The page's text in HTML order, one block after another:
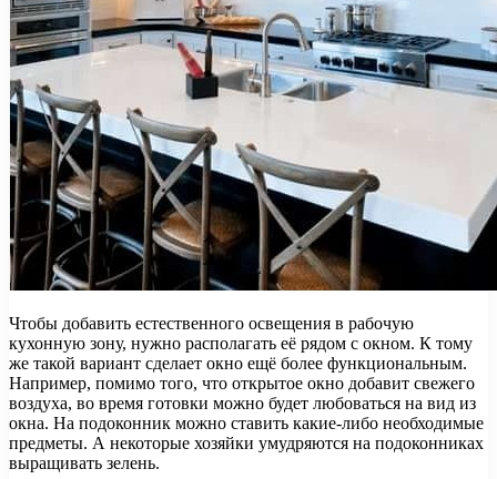
Чтобы добавить естественного освещения в рабочую
кухонную зону, нужно располагать её рядом с окном. К тому
же такой вариант сделает окно ещё более функциональным.
Например, помимо того, что открытое окно добавит свежего
воздуха, во время готовки можно будет любоваться на вид из
окна. На подоконник можно ставить какие-либо необходимые
предметы. А некоторые хозяйки умудряются на подоконниках
выращивать зелень.